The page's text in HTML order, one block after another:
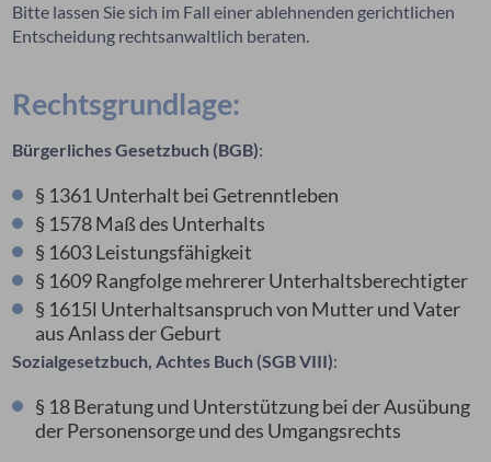
Bitte lassen Sie sich im Fall einer ablehnenden gerichtlichen
Entscheidung rechtsanwaltlich beraten.
Rechtsgrundlage:
Bürgerliches Gesetzbuch (BGB):
§ 1361 Unterhalt bei Getrenntleben
§ 1578 Maß des Unterhalts
§ 1603 Leistungsfähigkeit
§ 1609 Rangfolge mehrerer Unterhaltsberechtigter
§ 1615l Unterhaltsanspruch von Mutter und Vater
aus Anlass der Geburt
Sozialgesetzbuch, Achtes Buch (SGB VIII):
§ 18 Beratung und Unterstützung bei der Ausübung
der Personensorge und des Umgangsrechts